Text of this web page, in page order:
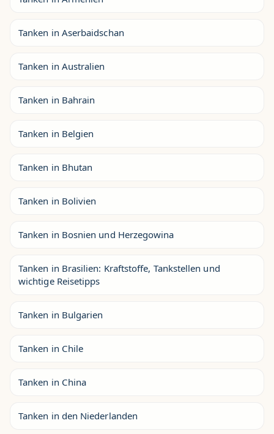
Tanken in Aserbaidschan
Tanken in Australien
Tanken in Bahrain
Tanken in Belgien
Tanken in Bhutan
Tanken in Bolivien
Tanken in Bosnien und Herzegowina
Tanken in Brasilien: Kraftstoffe, Tankstellen und
wichtige Reisetipps
Tanken in Bulgarien
Tanken in Chile
Tanken in China
Tanken in den Niederlanden